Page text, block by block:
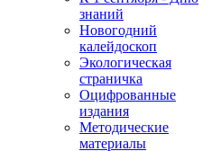
знаний
Новогодний
калейдоскоп
Экологическая
страничка
Оцифрованные
издания
Методические
материалы